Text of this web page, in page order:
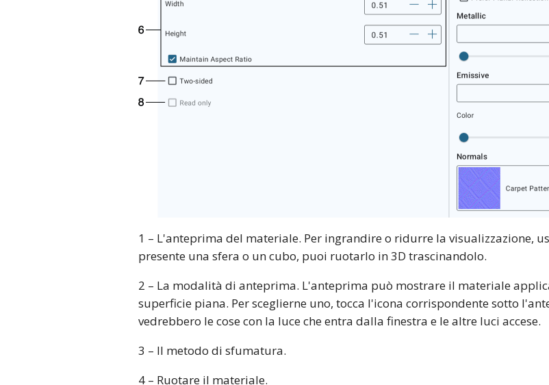
1 – L'anteprima del materiale. Per ingrandire o ridurre la visualizzazione,
presente una sfera o un cubo, puoi ruotarlo in 3D trascinandolo.
2 – La modalità di anteprima. L'anteprima può mostrare il materiale
superficie piana. Per sceglierne uno, tocca l'icona corrispondente sotto
vedrebbero le cose con la luce che entra dalla finestra e le altre luci accese.
3 – Il metodo di sfumatura.
4 – Ruotare il materiale.